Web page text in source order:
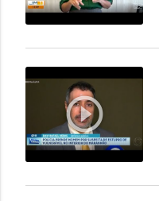
play_circle_outline